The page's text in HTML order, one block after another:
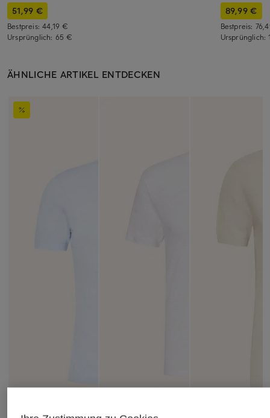
51,99 €
Bestpreis:44,19 €
Ursprünglich: 65 €
89,99 €
Bestpreis:
Ursprünglich:
ÄHNLICHE ARTIKEL ENTDECKEN